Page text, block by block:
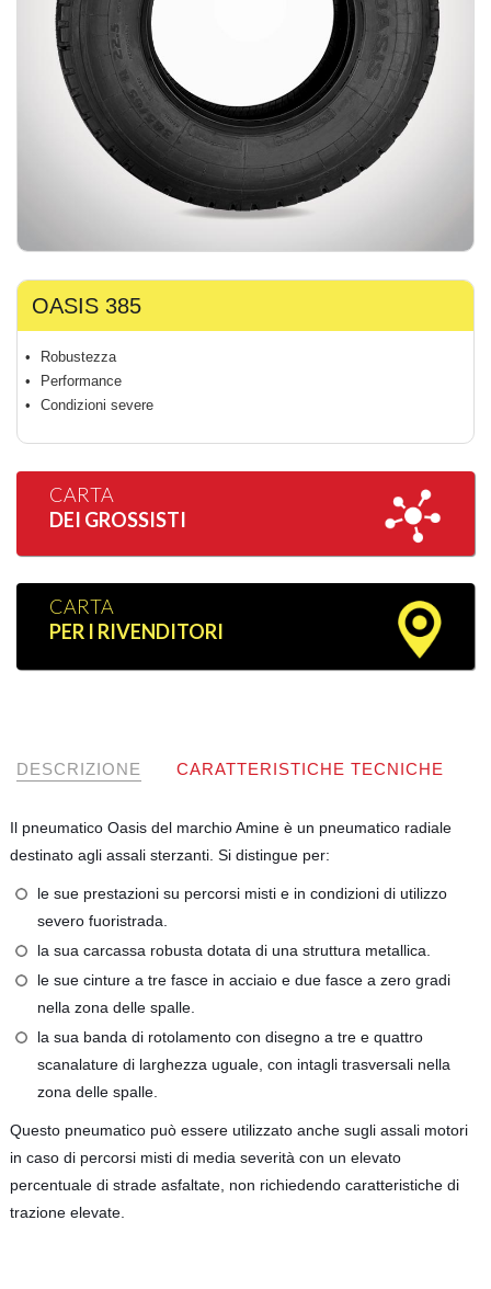
OASIS 385
Robustezza
Performance
Condizioni severe
CARTA
DEI GROSSISTI
CARTA
PER I RIVENDITORI
DESCRIZIONE CARATTERISTICHE TECNICHE
Il pneumatico Oasis del marchio Amine è un pneumatico radiale
destinato agli assali sterzanti. Si distingue per:
le sue prestazioni su percorsi misti e in condizioni di utilizzo
severo fuoristrada.
la sua carcassa robusta dotata di una struttura metallica.
le sue cinture a tre fasce in acciaio e due fasce a zero gradi
nella zona delle spalle.
la sua banda di rotolamento con disegno a tre e quattro
scanalature di larghezza uguale, con intagli trasversali nella
zona delle spalle.
Questo pneumatico può essere utilizzato anche sugli assali motori
in caso di percorsi misti di media severità con un elevato
percentuale di strade asfaltate, non richiedendo caratteristiche di
trazione elevate.